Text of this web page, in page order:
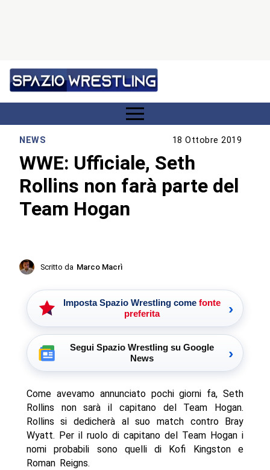
NEWS 18 Ottobre 2019
WWE: Ufficiale, Seth
Rollins non farà parte del
Team Hogan
Scritto da Marco Macrì
Imposta Spazio Wrestling come fonte
preferita
›
Segui Spazio Wrestling su Google
News
›
Come avevamo annunciato pochi giorni fa, Seth
Rollins non sarà il capitano del Team Hogan.
Rollins si dedicherà al suo match contro Bray
Wyatt. Per il ruolo di capitano del Team Hogan i
nomi probabili sono quelli di Kofi Kingston e
Roman Reigns.